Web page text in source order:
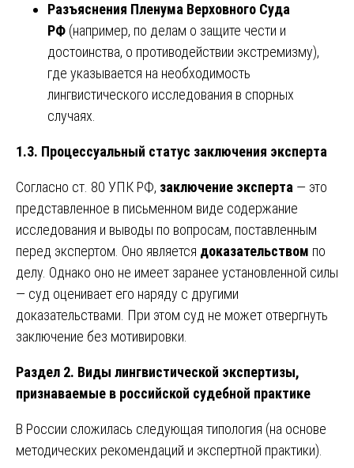
Разъяснения Пленума Верховного Суда
РФ (например, по делам о защите чести и
достоинства, о противодействии экстремизму),
где указывается на необходимость
лингвистического исследования в спорных
случаях.
1.3. Процессуальный статус заключения эксперта
Согласно ст. 80 УПК РФ, заключение эксперта — это
представленное в письменном виде содержание
исследования и выводы по вопросам, поставленным
перед экспертом. Оно является доказательством по
делу. Однако оно не имеет заранее установленной силы
— суд оценивает его наряду с другими
доказательствами. При этом суд не может отвергнуть
заключение без мотивировки.
Раздел 2. Виды лингвистической экспертизы,
признаваемые в российской судебной практике
В России сложилась следующая типология (на основе
методических рекомендаций и экспертной практики).